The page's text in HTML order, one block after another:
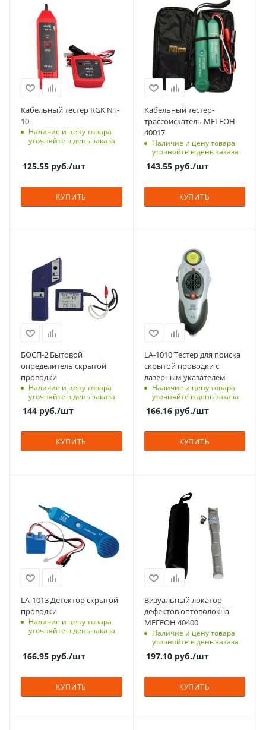
Кабельный тестер RGK NT-
10
Наличие и цену товара
уточняйте в день заказа
125.55 руб./шт
КУПИТЬ
Кабельный тестер-
трассоискатель МЕГЕОН
40017
Наличие и цену товара
уточняйте в день заказа
143.55руб./шт
КУПИТЬ
БОСП-2 Бытовой
определитель скрытой
проводки
Наличие и цену товара
уточняйте в день заказа
144 руб./шт
КУПИТЬ
LA-1010 Тестер для поиска
скрытой проводки с
лазерным указателем
Наличие и цену товара
уточняйте в день заказа
166.16руб./шт
КУПИТЬ
LA-1013 Детектор скрытой
проводки
Наличие и цену товара
уточняйте в день заказа
166.95 руб./шт
КУПИТЬ
Визуальный локатор
дефектов оптоволокна
МЕГЕОН 40400
Наличие и цену товара
уточняйте в день заказа
197.10руб./шт
КУПИТЬ